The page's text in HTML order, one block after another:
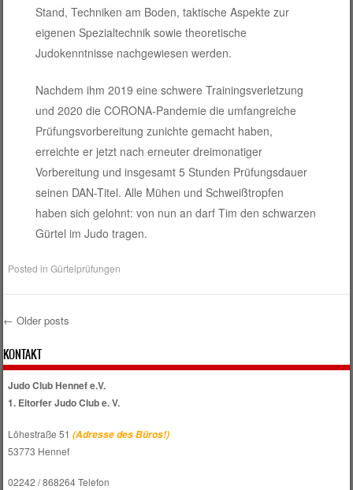
Stand, Techniken am Boden, taktische Aspekte zur
eigenen Spezialtechnik sowie theoretische
Judokenntnisse nachgewiesen werden.
Nachdem ihm 2019 eine schwere Trainingsverletzung
und 2020 die CORONA-Pandemie die umfangreiche
Prüfungsvorbereitung zunichte gemacht haben,
erreichte er jetzt nach erneuter dreimonatiger
Vorbereitung und insgesamt 5 Stunden Prüfungsdauer
seinen DAN-Titel. Alle Mühen und Schweißtropfen
haben sich gelohnt: von nun an darf Tim den schwarzen
Gürtel im Judo tragen.
Posted inGürtelprüfungen
Post navigation
← Older posts
KONTAKT
Judo Club Hennef e.V.
1. Eitorfer Judo Club e. V.
Löhestraße 51 (Adresse des Büros!)
53773 Hennef
02242 / 868264 Telefon